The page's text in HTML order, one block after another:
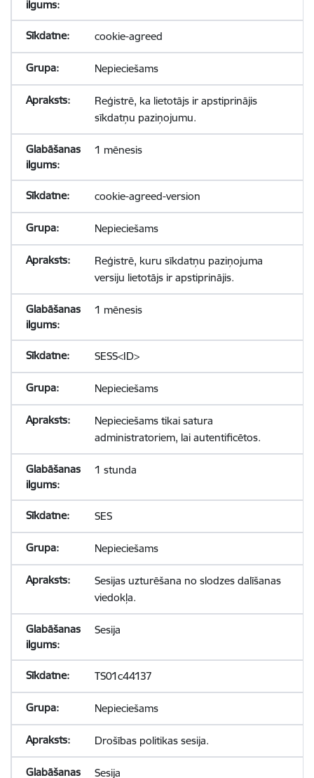
cookie-agreed
Nepieciešams
Reģistrē, ka lietotājs ir apstiprinājis
sīkdatņu paziņojumu.
1 mēnesis
cookie-agreed-version
Nepieciešams
Reģistrē, kuru sīkdatņu paziņojuma
versiju lietotājs ir apstiprinājis.
1 mēnesis
SESS<ID>
Nepieciešams
Nepieciešams tikai satura
administratoriem, lai autentificētos.
1 stunda
SES
Nepieciešams
Sesijas uzturēšana no slodzes dalīšanas
viedokļa.
Sesija
TS01c44137
Nepieciešams
Drošības politikas sesija.
Sesija